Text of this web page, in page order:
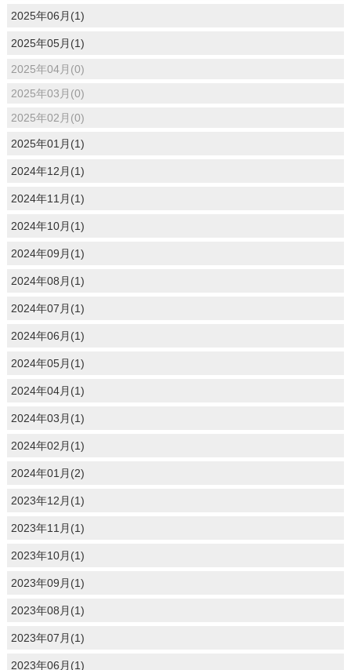
2025年06月(1)
2025年05月(1)
2025年04月(0)
2025年03月(0)
2025年02月(0)
2025年01月(1)
2024年12月(1)
2024年11月(1)
2024年10月(1)
2024年09月(1)
2024年08月(1)
2024年07月(1)
2024年06月(1)
2024年05月(1)
2024年04月(1)
2024年03月(1)
2024年02月(1)
2024年01月(2)
2023年12月(1)
2023年11月(1)
2023年10月(1)
2023年09月(1)
2023年08月(1)
2023年07月(1)
2023年06月(1)